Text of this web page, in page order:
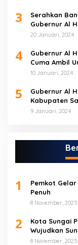
3
Serahkan
Gubernur Al
20 Januari, 2024
4
Gubernur Al
Cuma Ambil
10 Januari, 2024
5
Gubernur Al
Kabupaten
9 Januari, 2024
1
Pemkot Gelar
Penuh
8 November, 2025
2
Kota Sungai
Wujudkan
8 November, 2025